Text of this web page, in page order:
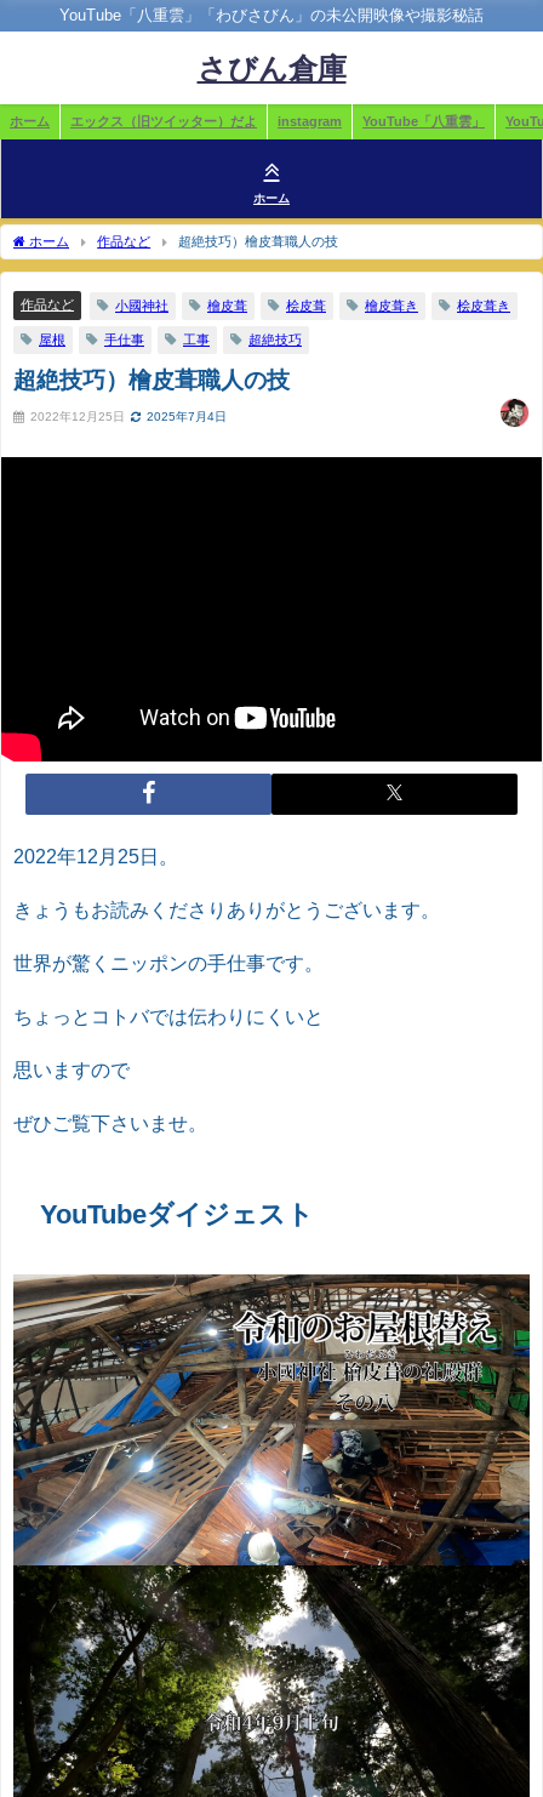
YouTube「八重雲」「わびさびん」の未公開映像や撮影秘話
さびん倉庫
ホーム エックス（旧ツイッター）だよ instagram YouTube「八重雲」
ホーム
ホーム 作品など 超絶技巧）檜皮葺職人の技
作品など 小國神社 檜皮葺 桧皮葺 檜皮葺き 桧皮葺き
屋根 手仕事 工事 超絶技巧
超絶技巧）檜皮葺職人の技
2022年12月25日 2025年7月4日
2022年12月25日。
きょうもお読みくださりありがとうございます。
世界が驚くニッポンの手仕事です。
ちょっとコトバでは伝わりにくいと
思いますので
ぜひご覧下さいませ。
YouTubeダイジェスト